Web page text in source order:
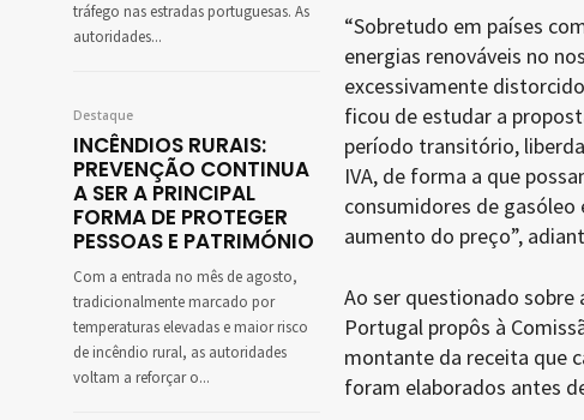
tráfego nas estradas portuguesas. As
autoridades...
Destaque
INCÊNDIOS RURAIS:
PREVENÇÃO CONTINUA
A SER A PRINCIPAL
FORMA DE PROTEGER
PESSOAS E PATRIMÓNIO
Com a entrada no mês de agosto,
tradicionalmente marcado por
temperaturas elevadas e maior risco
de incêndio rural, as autoridades
voltam a reforçar o...
“Sobretudo em países
energias renováveis no
excessivamente
ficou de estudar a
período transitório,
IVA, de forma a que
consumidores de
aumento do preço”,
Ao ser questionado sobre
Portugal propôs à
montante da receita que
foram elaborados antes